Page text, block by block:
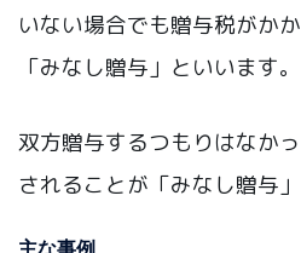
いない場合でも贈与税がか
「みなし贈与」といいます。
双方贈与するつもりはなか
されることが「みなし贈与」